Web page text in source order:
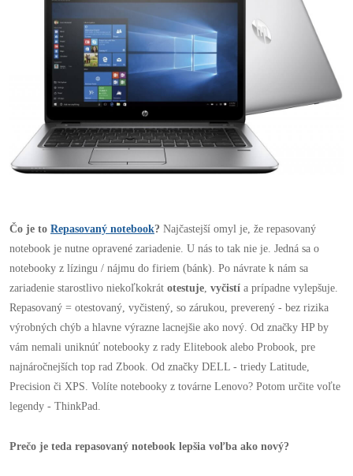
Čo je to Repasovaný notebook? Najčastejší omyl je, že repasovaný
notebook je nutne opravené zariadenie. U nás to tak nie je. Jedná sa o
notebooky z lízingu / nájmu do firiem (bánk). Po návrate k nám sa
zariadenie starostlivo niekoľkokrát otestuje, vyčistí a prípadne vylepšuje.
Repasovaný = otestovaný, vyčistený, so zárukou, preverený - bez rizika
výrobných chýb a hlavne výrazne lacnejšie ako nový. Od značky HP by
vám nemali uniknúť notebooky z rady Elitebook alebo Probook, pre
najnáročnejších top rad Zbook. Od značky DELL - triedy Latitude,
Precision či XPS. Volíte notebooky z továrne Lenovo? Potom určite voľte
legendy - ThinkPad.
Prečo je teda repasovaný notebook lepšia voľba ako nový?